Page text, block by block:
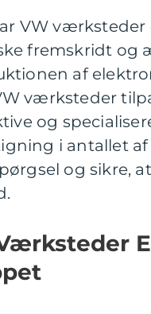
VW
fremskridt og
af
værksteder
og
i antallet
og sikre,